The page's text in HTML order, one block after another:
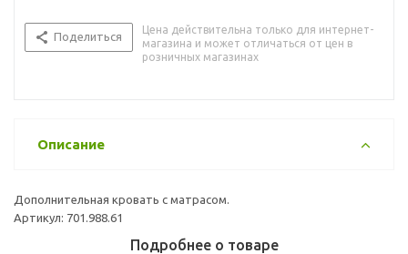
Поделиться
Цена действительна только для интернет-
магазина и может отличаться от цен в
розничных магазинах
Описание
Дополнительная кровать с матрасом.
Артикул: 701.988.61
Подробнее о товаре